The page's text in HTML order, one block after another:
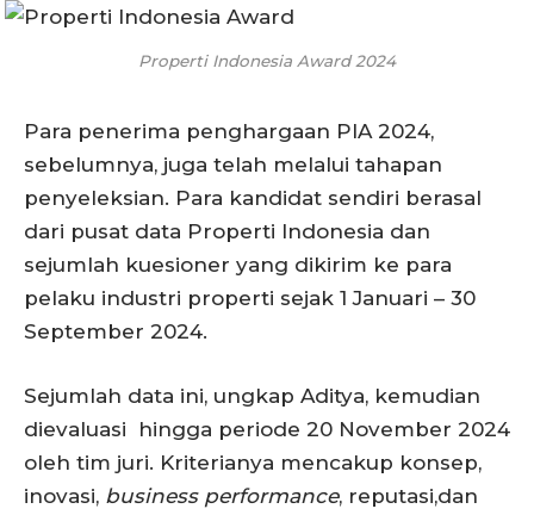
Properti Indonesia Award 2024
Para penerima penghargaan PIA 2024,
sebelumnya, juga telah melalui tahapan
penyeleksian. Para kandidat sendiri berasal
dari pusat data Properti Indonesia dan
sejumlah kuesioner yang dikirim ke para
pelaku industri properti sejak 1 Januari – 30
September 2024.
Sejumlah data ini, ungkap Aditya, kemudian
dievaluasi hingga periode 20 November 2024
oleh tim juri. Kriterianya mencakup konsep,
inovasi, business performance, reputasi,dan